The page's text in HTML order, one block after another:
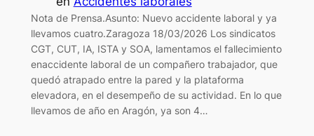
Nota de Prensa.Asunto: Nuevo accidente laboral y ya
llevamos cuatro.Zaragoza 18/03/2026 Los sindicatos
CGT, CUT, IA, ISTA y SOA, lamentamos el fallecimiento
enaccidente laboral de un compañero trabajador, que
quedó atrapado entre la pared y la plataforma
elevadora, en el desempeño de su actividad. En lo que
llevamos de año en Aragón, ya son 4…